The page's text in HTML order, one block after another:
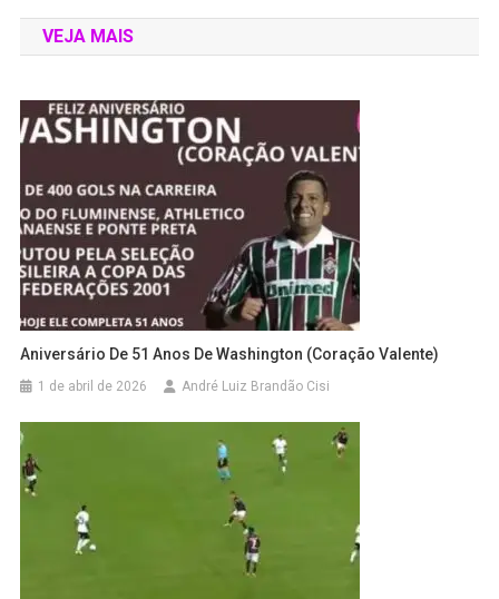
VEJA MAIS
Aniversário De 51 Anos De Washington (Coração Valente)
1 de abril de 2026 André Luiz Brandão Cisi